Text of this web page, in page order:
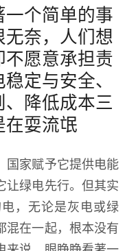
个简单的事
奈，人们想
愿意承担责
定与安全、
降低成本三
耍流氓
家赋予它提供电能
让绿电先行。但其实
，无论是灰电或绿
混在一起，根本没有